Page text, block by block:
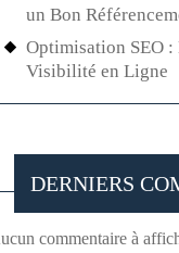
un Bon
Optimisation SEO
Visibilité en Ligne
DERNIERS
commentaire à